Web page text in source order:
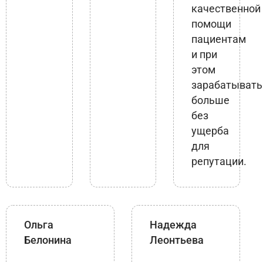
качественной
помощи
пациентам
и при
этом
зарабатывать
больше
без
ущерба
для
репутации.
Ольга
Белонина
Надежда
Леонтьева